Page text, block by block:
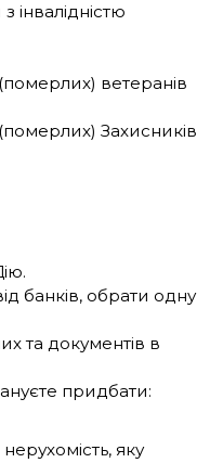
інвалідністю
ветеранів
Захисників
банків, обрати одну
та документів в
придбати:
яку